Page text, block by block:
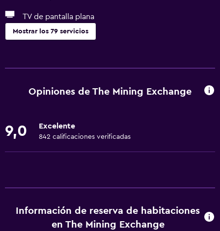
TV de pantalla plana
Mostrar los 79 servicios
Salas de conferencia
Servicio de conserjería
Check-out exprés
Check-in/check-out privado
Opiniones de The Mining Exchange
9,0 Excelente
842 calificaciones verificadas
Información de reserva de habitaciones
en The Mining Exchange